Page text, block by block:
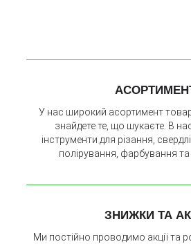
У нас широкий асортимент
знайдете те, що шукаєте. В
інструменти для різання,
полірування, фарбування та
ЗНИЖКИ ТА
Ми постійно проводимо акції та